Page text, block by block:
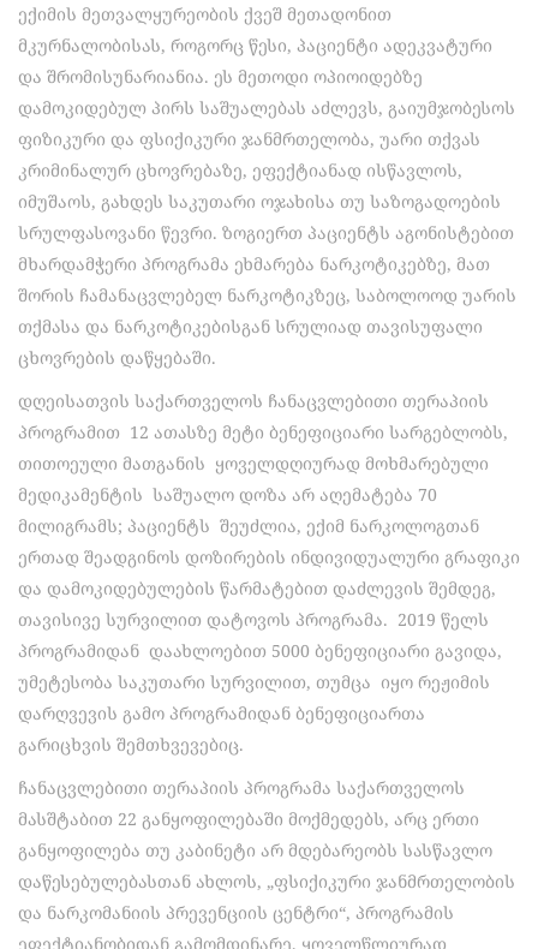
ექიმის მეთვალყურეობის ქვეშ მეთადონით
მკურნალობისას, როგორც წესი, პაციენტი ადეკვატური
და შრომისუნარიანია. ეს მეთოდი ოპიოიდებზე
დამოკიდებულ პირს საშუალებას აძლევს, გაიუმჯობესოს
ფიზიკური და ფსიქიკური ჯანმრთელობა, უარი თქვას
კრიმინალურ ცხოვრებაზე, ეფექტიანად ისწავლოს,
იმუშაოს, გახდეს საკუთარი ოჯახისა თუ საზოგადოების
სრულფასოვანი წევრი. ზოგიერთ პაციენტს აგონისტებით
მხარდამჭერი პროგრამა ეხმარება ნარკოტიკებზე, მათ
შორის ჩამანაცვლებელ ნარკოტიკზეც, საბოლოოდ უარის
თქმასა და ნარკოტიკებისგან სრულიად თავისუფალი
ცხოვრების დაწყებაში.
დღეისათვის საქართველოს ჩანაცვლებითი თერაპიის
პროგრამით 12 ათასზე მეტი ბენეფიციარი სარგებლობს,
თითოეული მათგანის ყოველდღიურად მოხმარებული
მედიკამენტის საშუალო დოზა არ აღემატება 70
მილიგრამს; პაციენტს შეუძლია, ექიმ ნარკოლოგთან
ერთად შეადგინოს დოზირების ინდივიდუალური გრაფიკი
და დამოკიდებულების წარმატებით დაძლევის შემდეგ,
თავისივე სურვილით დატოვოს პროგრამა. 2019 წელს
პროგრამიდან დაახლოებით 5000 ბენეფიციარი გავიდა,
უმეტესობა საკუთარი სურვილით, თუმცა იყო რეჟიმის
დარღვევის გამო პროგრამიდან ბენეფიციართა
გარიცხვის შემთხვევებიც.
ჩანაცვლებითი თერაპიის პროგრამა საქართველოს
მასშტაბით 22 განყოფილებაში მოქმედებს, არც ერთი
განყოფილება თუ კაბინეტი არ მდებარეობს სასწავლო
დაწესებულებასთან ახლოს, „ფსიქიკური ჯანმრთელობის
და ნარკომანიის პრევენციის ცენტრი“, პროგრამის
ეფექტიანობიდან გამომდინარე, ყოველწლიურად